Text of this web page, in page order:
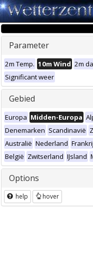
Parameter
2m Temp. 10m Wind 2m
Significant weer
Gebied
Europa Midden-Europa
Denemarken Scandinavië
Australië Nederland
België Zwitserland IJsland
Options
help hover